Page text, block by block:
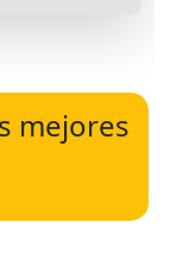
mejores